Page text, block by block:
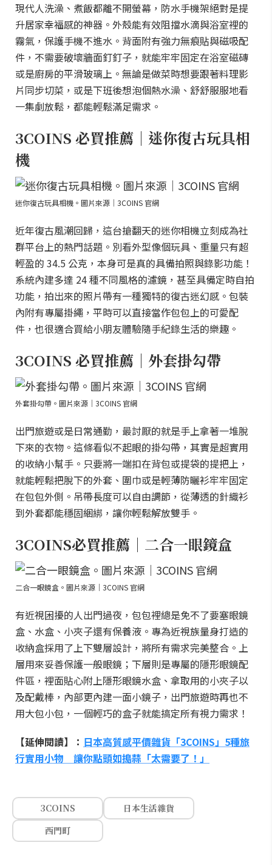
現代人洗澡、煮飯都離不開螢幕，防水手機架絕對是提
升居家幸福感的神器。外殼能有效阻擋水滴與浴室裡的
霧氣，保護手機不進水。背面附有強力無痕貼與磁吸配
件，不需要破壞牆面釘釘子，就能牢牢固定在浴室磁磚
或是廚房的平滑玻璃上。無論是做菜時想要跟著料理影
片同步切菜，或是下班後想泡個熱水澡、舒舒服服地看
一集劇放鬆，都能輕鬆滿足需求。
3COINS 必買推薦｜迷你復古玩具相
機
迷你復古玩具相機。圖片來源｜3COINS 官網
近年復古風潮回歸，這台搶翻天的迷你相機立刻成為社
群平台上的熱門話題。別看外型像個玩具、重量只有超
輕盈的 34.5 公克，本身可是真的具備拍照與錄影功能！
系統內建多達 24 種不同風格的濾鏡，甚至具備定時自拍
功能，拍出來的照片帶有一種獨特的復古迷幻感。包裝
內附有專屬掛繩，平時可以直接當作包包上的可愛配
件，也很適合買給小朋友體驗隨手紀錄生活的樂趣。
3COINS 必買推薦｜外套掛勾帶
外套掛勾帶。圖片來源｜3COINS 官網
出門旅遊或是日常通勤，最討厭的就是手上拿著一堆脫
下來的衣物。這條看似不起眼的掛勾帶，其實是超實用
的收納小幫手。只要將一端扣在背包或提袋的提把上，
就能輕鬆把脫下的外套、圍巾或是輕薄防曬衫牢牢固定
在包包外側。吊帶長度可以自由調節，從薄透的針織衫
到外套都能穩固綑綁，讓你輕鬆解放雙手。
3COINS必買推薦｜二合一眼鏡盒
二合一眼鏡盒。圖片來源｜3COINS 官網
有近視困擾的人出門過夜，包包裡總是免不了要塞眼鏡
盒、水盒、小夾子還有保養液。專為近視族量身打造的
收納盒採用了上下雙層設計，將所有需求完美整合。上
層用來妥善保護一般眼鏡；下層則是專屬的隱形眼鏡配
件區，裡面貼心附上隱形眼鏡水盒、拿取用的小夾子以
及配戴棒，內部更內建一面小鏡子，出門旅遊時再也不
用大包小包，一個輕巧的盒子就能搞定所有視力需求！
【延伸閱讀】： 日本高質感平價雜貨「3COINS」5種旅
行實用小物 讓你點頭如搗蒜「太需要了！」
3COINS
日本生活雜貨
西門町